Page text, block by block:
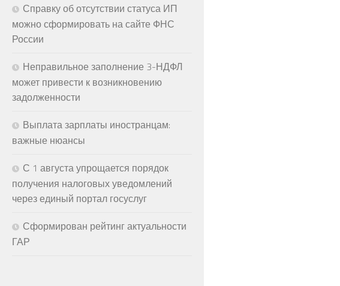
Справку об отсутствии статуса ИП
можно сформировать на сайте ФНС
России
Неправильное заполнение 3-НДФЛ
может привести к возникновению
задолженности
Выплата зарплаты иностранцам:
важные нюансы
С 1 августа упрощается порядок
получения налоговых уведомлений
через единый портал госуслуг
Сформирован рейтинг актуальности
ГАР